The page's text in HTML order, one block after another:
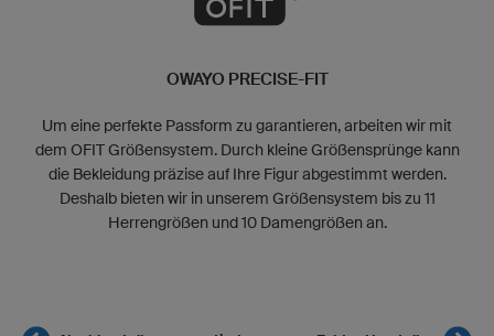
OWAYO PRECISE-FIT
Um eine perfekte Passform zu garantieren, arbeiten wir mit
dem OFIT Größensystem. Durch kleine Größensprünge kann
die Bekleidung präzise auf Ihre Figur abgestimmt werden.
Deshalb bieten wir in unserem Größensystem bis zu 11
Herrengrößen und 10 Damengrößen an.